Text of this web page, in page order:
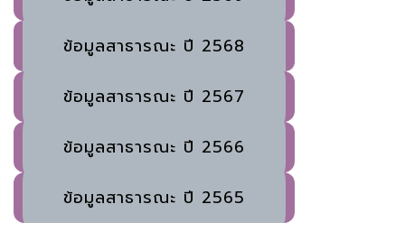
ข้อมูลสาธารณะ ปี 2568
ข้อมูลสาธารณะ ปี 2567
ข้อมูลสาธารณะ ปี 2566
ข้อมูลสาธารณะ ปี 2565